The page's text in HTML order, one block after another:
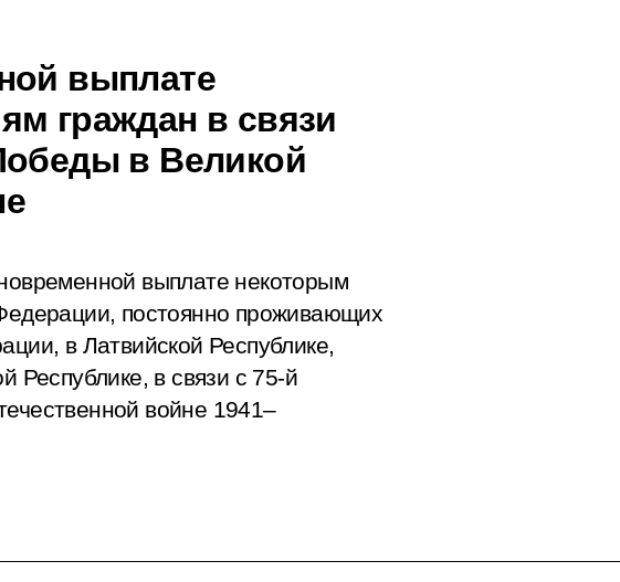
выплате
граждан в связи
в Великой
выплате некоторым
постоянно проживающих
в Латвийской Республике,
Республике, в связи с 75-й
войне 1941–